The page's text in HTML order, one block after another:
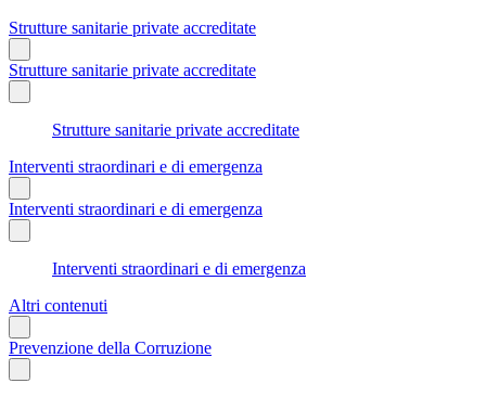
Strutture sanitarie private accreditate
Strutture sanitarie private accreditate
Strutture sanitarie private accreditate
Interventi straordinari e di emergenza
Interventi straordinari e di emergenza
Interventi straordinari e di emergenza
Altri contenuti
Prevenzione della Corruzione